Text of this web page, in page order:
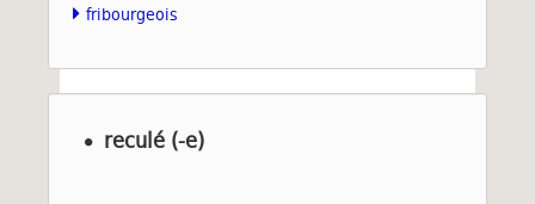
fribourgeois
reculé (-e)